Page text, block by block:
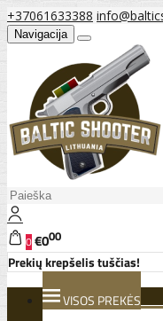
+37061633388
Navigacija
0€000
Prekių krepšelis tuščias!
VISOS PREKĖS